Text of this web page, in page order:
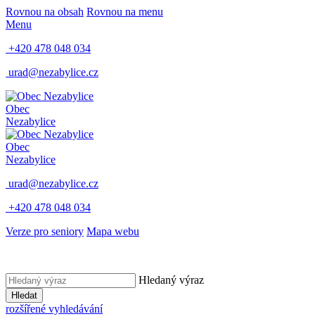
Rovnou na obsah Rovnou na menu
Menu
+420 478 048 034
urad@nezabylice.cz
Obec
Nezabylice
Obec
Nezabylice
urad@nezabylice.cz
+420 478 048 034
Verze pro seniory Mapa webu
Hledaný výraz
Hledat
rozšířené vyhledávání